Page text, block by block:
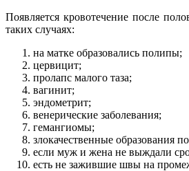
Появляется кровотечение после
таких случаях:
на матке образовались полипы;
цервицит;
пролапс малого таза;
вагинит;
эндометрит;
венерические заболевания;
гемангиомы;
злокачественные образования
если муж и жена не выждали
есть не зажившие швы на